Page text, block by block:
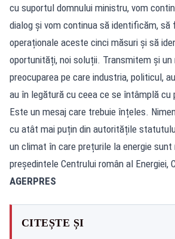
cu suportul domnului ministru, vom
dialog și vom continua să identificăm, să
operaționale aceste cinci măsuri și să
oportunități, noi soluții. Transmitem și un
preocuparea pe care industria, politicul,
au în legătură cu ceea ce se întâmplă cu
Este un mesaj care trebuie înțeles.
cu atât mai puțin din autoritățile
un climat în care prețurile la energie
președintele Centrului român al Energiei,
AGERPRES
CITEȘTE ȘI